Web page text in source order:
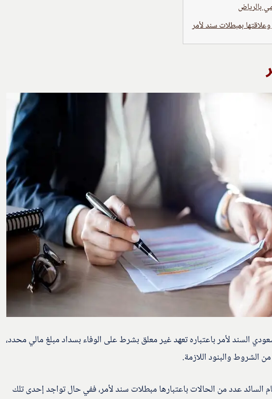
بالرياض
بمبطلات سند لأمر
السند لأمر باعتباره تعهد غير معلق بشرط على الوفاء بسداد مبلغ مالي محدد،
الشروط والبنود اللازمة.
السائد عدد من الحالات باعتبارها مبطلات سند لأمر، ففي حال تواجد إحدى تلك